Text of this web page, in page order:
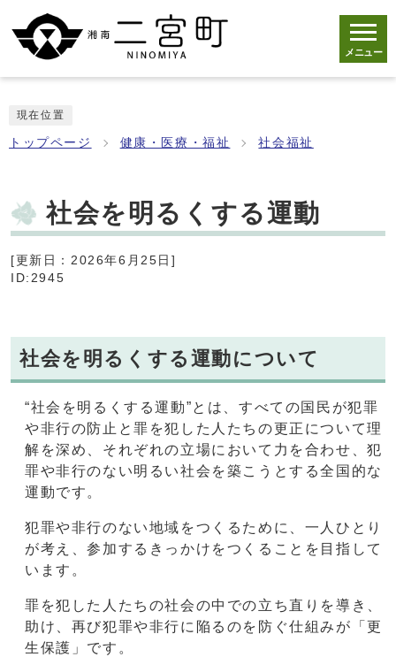
メニュー
現在位置
トップページ 健康・医療・福祉 社会福祉
社会を明るくする運動
[更新日：2026年6月25日]
ID:2945
社会を明るくする運動について
“社会を明るくする運動”とは、すべての国民が犯罪
や非行の防止と罪を犯した人たちの更正について理
解を深め、それぞれの立場において力を合わせ、犯
罪や非行のない明るい社会を築こうとする全国的な
運動です。
犯罪や非行のない地域をつくるために、一人ひとり
が考え、参加するきっかけをつくることを目指して
います。
罪を犯した人たちの社会の中での立ち直りを導き、
助け、再び犯罪や非行に陥るのを防ぐ仕組みが「更
生保護」です。